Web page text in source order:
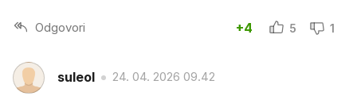
Odgovori +4 5 1
suleol 24. 04. 2026 09.42